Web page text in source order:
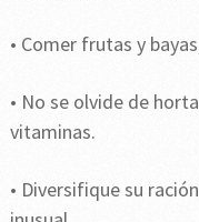
• Comer frutas y
• No se olvide de
vitaminas.
• Diversifique su